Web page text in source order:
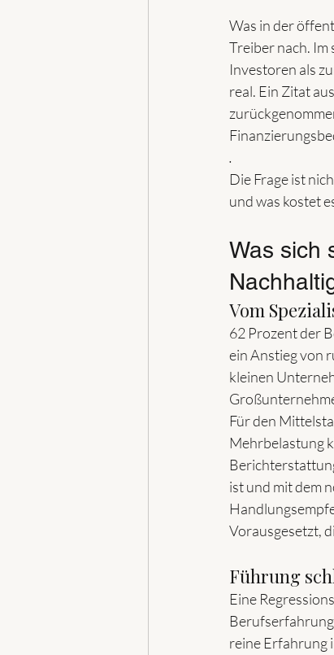
Was in der
Treiber nach. Im
Investoren als
real. Ein Zitat
.
Die Frage ist
und was kostet
Was sich
Vom
62 Prozent der
ein Anstieg von
kleinen
Für den
Mehrbelastung
ist und mit dem
Vorausgesetzt,
Führung
Eine
reine Erfahrung